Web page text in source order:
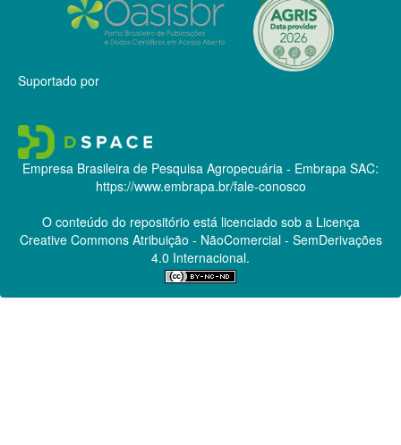
Suportado por
Empresa Brasileira de Pesquisa Agropecuária - Embrapa SAC:
https://www.embrapa.br/fale-conosco
O conteúdo do repositório está licenciado sob a Licença
Creative CommonsAtribuição - NãoComercial - SemDerivações
4.0 Internacional.